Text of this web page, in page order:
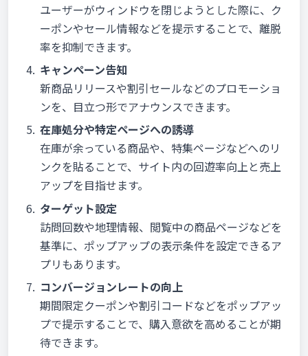
ユーザーがウィンドウを閉じようとした際に、ク
ーポンやセール情報などを提示することで、離脱
率を抑制できます。
キャンペーン告知
新商品リリースや割引セールなどのプロモーショ
ンを、目立つ形でアナウンスできます。
在庫処分や特定ページへの誘導
在庫が余っている商品や、特集ページなどへのリ
ンクを貼ることで、サイト内の回遊率向上と売上
アップを目指せます。
ターゲット設定
訪問回数や地理情報、閲覧中の商品ページなどを
基準に、ポップアップの表示条件を設定できるア
プリもあります。
コンバージョンレートの向上
期間限定クーポンや割引コードなどをポップアッ
プで提示することで、購入意欲を高めることが期
待できます。